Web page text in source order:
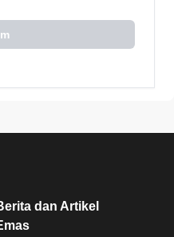
dan Artikel